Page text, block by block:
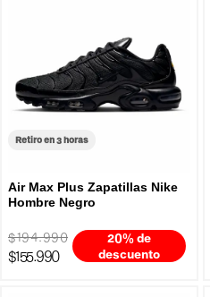
Retiro en 3 horas
Air Max Plus Zapatillas Nike
Hombre Negro
$194.990
$155.990
20% de
descuento